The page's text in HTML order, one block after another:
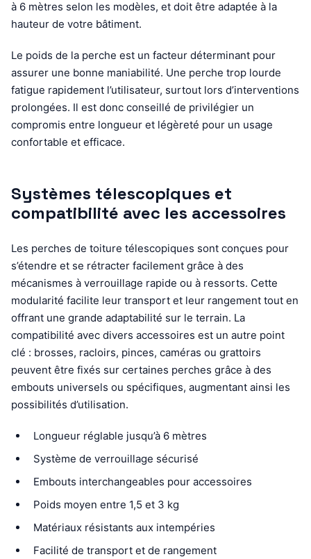
à 6 mètres selon les modèles, et doit être adaptée à la
hauteur de votre bâtiment.
Le poids de la perche est un facteur déterminant pour
assurer une bonne maniabilité. Une perche trop lourde
fatigue rapidement l’utilisateur, surtout lors d’interventions
prolongées. Il est donc conseillé de privilégier un
compromis entre longueur et légèreté pour un usage
confortable et efficace.
Systèmes télescopiques et
compatibilité avec les accessoires
Les perches de toiture télescopiques sont conçues pour
s’étendre et se rétracter facilement grâce à des
mécanismes à verrouillage rapide ou à ressorts. Cette
modularité facilite leur transport et leur rangement tout en
offrant une grande adaptabilité sur le terrain. La
compatibilité avec divers accessoires est un autre point
clé : brosses, racloirs, pinces, caméras ou grattoirs
peuvent être fixés sur certaines perches grâce à des
embouts universels ou spécifiques, augmentant ainsi les
possibilités d’utilisation.
Longueur réglable jusqu’à 6 mètres
Système de verrouillage sécurisé
Embouts interchangeables pour accessoires
Poids moyen entre 1,5 et 3 kg
Matériaux résistants aux intempéries
Facilité de transport et de rangement